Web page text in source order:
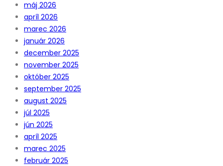
máj 2026
apríl 2026
marec 2026
január 2026
december 2025
november 2025
október 2025
september 2025
august 2025
júl 2025
jún 2025
apríl 2025
marec 2025
február 2025